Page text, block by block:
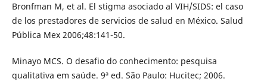
Bronfman M, et al. El stigma asociado al VIH/SIDS: el caso
de los prestadores de servicios de salud en México. Salud
Pública Mex 2006;48:141-50.
Minayo MCS. O desafio do conhecimento: pesquisa
qualitativa em saúde. 9ª ed. São Paulo: Hucitec; 2006.